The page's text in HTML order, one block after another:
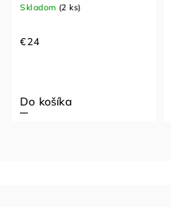
Skladom (2 ks)
€24
Do košíka